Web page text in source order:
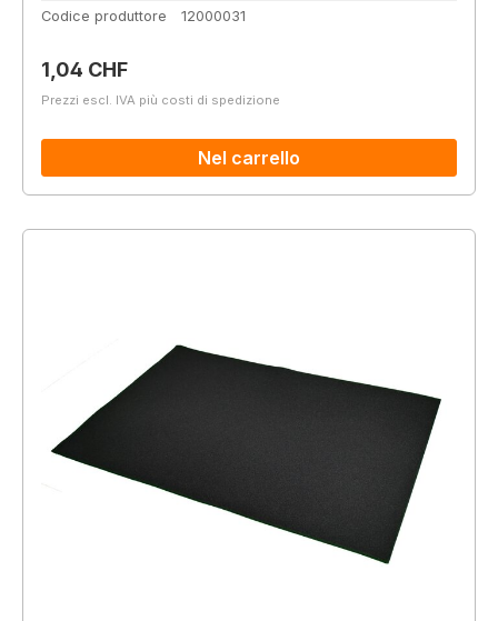
Codice produttore
12000031
Prezzo normale:
1,04 CHF
Prezzi escl. IVA più costi di spedizione
Nel carrello